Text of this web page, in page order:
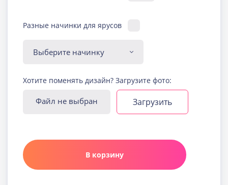
Разные начинки для ярусов
Диабетическая-
безглютеновая начинка
Узнать подробнее о начинке
Йогуртовая с ягодами
Узнать подробнее о начинке
Карамельная
Хотите поменять дизайн? Загрузите фото:
Файл не выбран Загрузить
В корзину